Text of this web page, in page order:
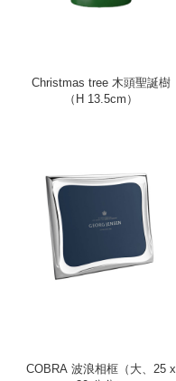
Christmas tree 木頭聖誕樹
（H 13.5cm）
COBRA 波浪相框（大、25 x